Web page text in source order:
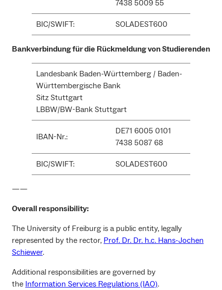
7438 5009 55
BIC/SWIFT: SOLADEST600
Bankverbindung für die Rückmeldung von Studierenden
Landesbank Baden-Württemberg / Baden-
Württembergische Bank
Sitz Stuttgart
LBBW/BW-Bank Stuttgart
IBAN-Nr.:
DE71 6005 0101
7438 5087 68
BIC/SWIFT: SOLADEST600
——
Overall responsibility:
The University of Freiburg is a public entity, legally
represented by the rector, Prof. Dr. Dr. h.c. Hans-Jochen
Schiewer.
Additional responsibilities are governed by
the Information Services Regulations (IAO).